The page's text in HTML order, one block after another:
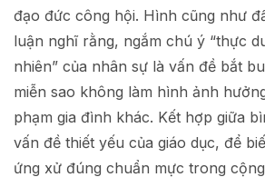
đạo đức công hội. Hình cũng như
luận nghĩ rằng, ngắm chú ý “thực
nhiên” của nhân sự là vấn đề bắt
miễn sao không làm hình ảnh
phạm gia đình khác. Kết hợp giữa
vấn đề thiết yếu của giáo dục, để
ứng xử đúng chuẩn mực trong